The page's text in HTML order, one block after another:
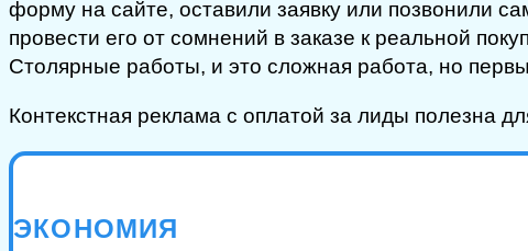
форму на сайте, оставили заявку или позвонили
провести его от сомнений в заказе к реальной
Столярные работы, и это сложная работа, но
Контекстная реклама с оплатой за лиды полезна
ЭКОНОМИЯ